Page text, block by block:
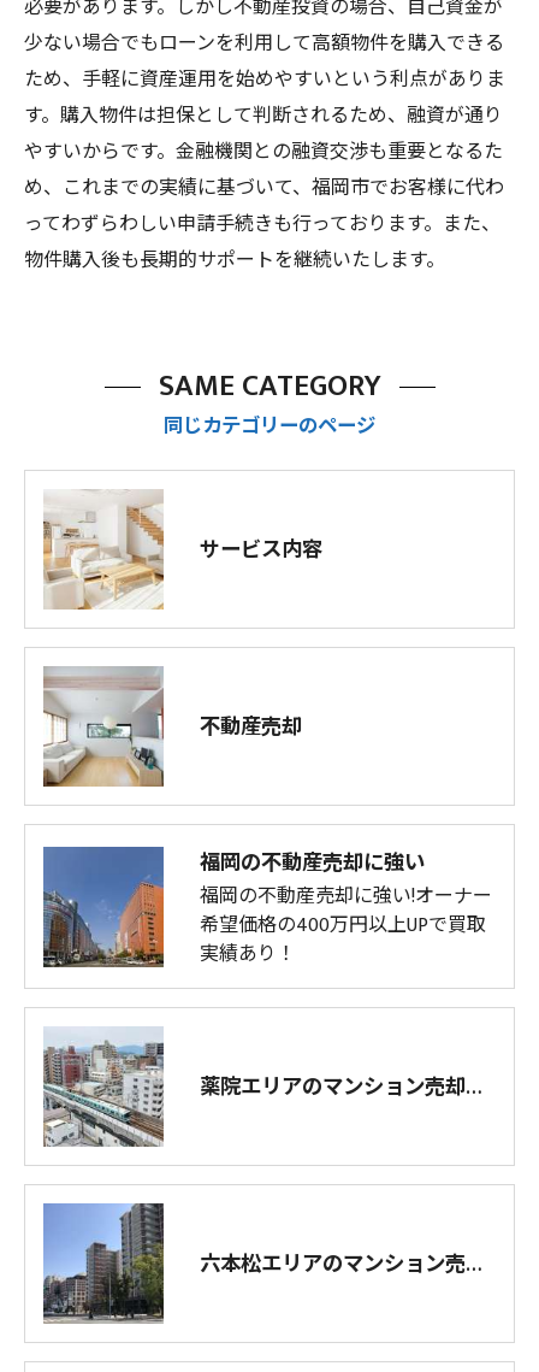
必要があります。しかし不動産投資の場合、自己資金が
少ない場合でもローンを利用して高額物件を購入できる
ため、手軽に資産運用を始めやすいという利点がありま
す。購入物件は担保として判断されるため、融資が通り
やすいからです。金融機関との融資交渉も重要となるた
め、これまでの実績に基づいて、福岡市でお客様に代わ
ってわずらわしい申請手続きも行っております。また、
物件購入後も長期的サポートを継続いたします。
同じカテゴリーのページ
SAME CATEGORY
サービス内容
不動産売却
福岡の不動産売却に強い
福岡の不動産売却に強い!オーナー
希望価格の400万円以上UPで買取
実績あり！
薬院エリアのマンション売却に強い
六本松エリアのマンション売却に強い